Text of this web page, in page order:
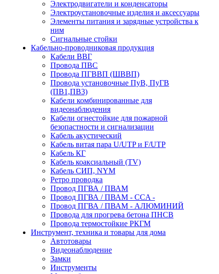
Электродвигатели и конденсаторы
Электроустановочные изделия и аксессуары
Элементы питания и зарядные устройства к
ним
Сигнальные стойки
Кабельно-проводниковая продукция
Кабели ВВГ
Провода ПВС
Провода ПГВВП (ШВВП)
Провода установочные ПуВ, ПуГВ
(ПВ1,ПВ3)
Кабели комбинированные для
видеонаблюдения
Кабели огнестойкие для пожарной
безопастности и сигнализации
Кабель акустический
Кабель витая пара U/UTP и F/UTP
Кабель КГ
Кабель коаксиальный (TV)
Кабель СИП, NYM
Ретро проводка
Провод ПГВА / ПВАМ
Провод ПГВА / ПВАМ - CCA -
Провод ПГВА / ПВАМ - АЛЮМИНИЙ
Провода для прогрева бетона ПНСВ
Провода термостойкие РКГМ
Инструмент, техника и товары для дома
Автотовары
Видеонаблюдение
Замки
Инструменты